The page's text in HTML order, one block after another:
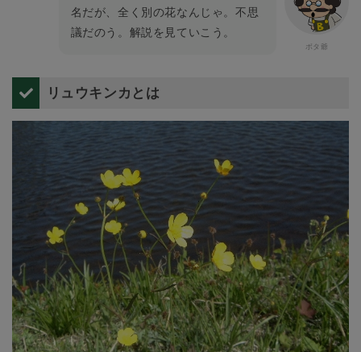
名だが、全く別の花なんじゃ。不思
議だのう。解説を見ていこう。
リュウキンカとは